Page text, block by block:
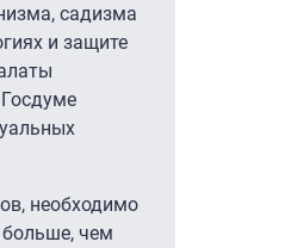
садизма
и защите
необходимо
чем